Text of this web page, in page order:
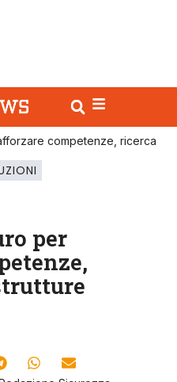
competenze, ricerca
per